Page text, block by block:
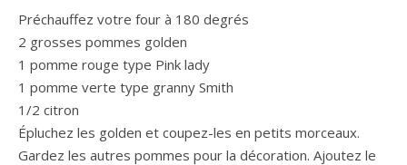
Préchauffez votre four à 180 degrés
2 grosses pommes golden
1 pomme rouge type Pink lady
1 pomme verte type granny Smith
1/2 citron
Épluchez les golden et coupez-les en petits morceaux.
Gardez les autres pommes pour la décoration. Ajoutez le